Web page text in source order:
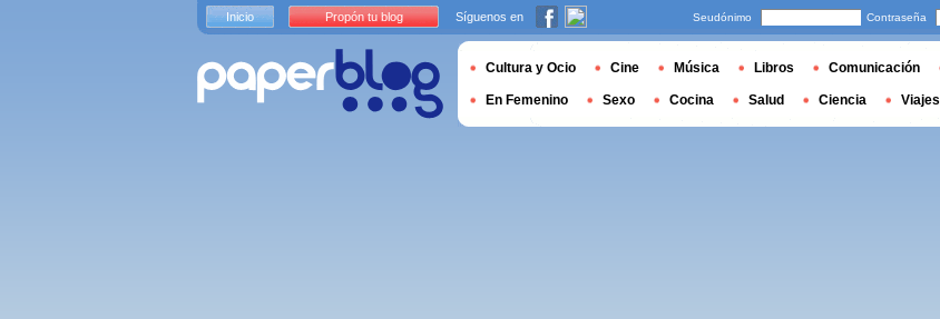
Inicio Propón tu blog Síguenos en Seudónimo Contraseña
Cultura y Ocio Cine Música Libros Comunicación
En Femenino Sexo Cocina Salud Ciencia Viajes